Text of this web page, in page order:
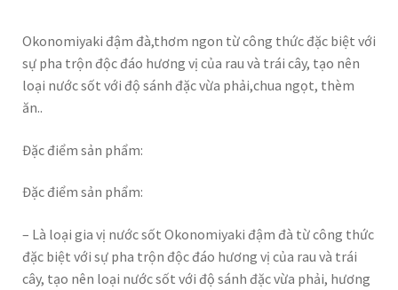
Okonomiyaki đậm đà,thơm ngon từ công thức đặc biệt với
sự pha trộn độc đáo hương vị của rau và trái cây, tạo nên
loại nước sốt với độ sánh đặc vừa phải,chua ngọt, thèm
ăn..
Đặc điểm sản phẩm:
Đặc điểm sản phẩm:
– Là loại gia vị nước sốt Okonomiyaki đậm đà từ công thức
đặc biệt với sự pha trộn độc đáo hương vị của rau và trái
cây, tạo nên loại nước sốt với độ sánh đặc vừa phải, hương